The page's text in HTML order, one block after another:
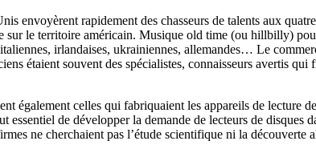
envoyèrent rapidement des chasseurs de talents aux
sur le territoire américain. Musique old time (ou hillbilly)
irlandaises, ukrainiennes, allemandes… Le
étaient souvent des spécialistes, connaisseurs avertis
également celles qui fabriquaient les appareils de lecture
de développer la demande de lecteurs de disques
ne cherchaient pas l’étude scientifique ni la